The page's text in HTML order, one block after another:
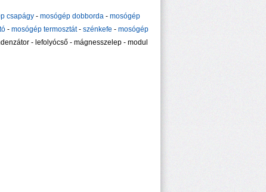
csapágy - mosógép dobborda - mosógép
- mosógép termosztát- szénkefe - mosógép
- lefolyócső - mágnesszelep - modul